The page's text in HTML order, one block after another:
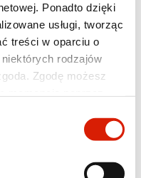
Ponadto dzięki
usługi, tworząc
treści w oparciu o
rodzajów
Zgodę możesz
w sekcji
Polityka
plików cookies oraz